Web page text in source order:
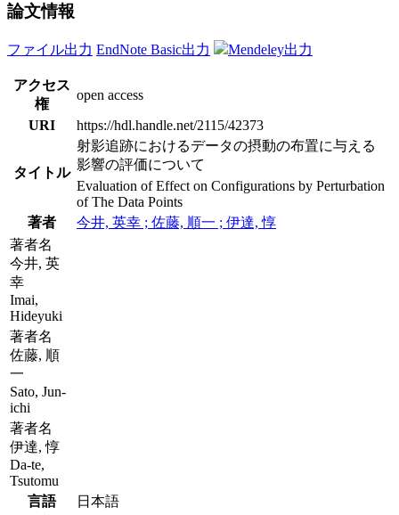
論文情報
ファイル出力 EndNote Basic出力 Mendeley出力
アクセス
権
open access
URI
https://hdl.handle.net/2115/42373
タイトル
射影追跡におけるデータの摂動の布置に与える
影響の評価について
Evaluation of Effect on Configurations by Perturbation
of The Data Points
著者
今井, 英幸 ; 佐藤, 順一 ; 伊達, 惇
著者名
今井, 英
幸
Imai,
Hideyuki
著者名
佐藤, 順
一
Sato, Jun-
ichi
著者名
伊達, 惇
Da-te,
Tsutomu
言語
日本語